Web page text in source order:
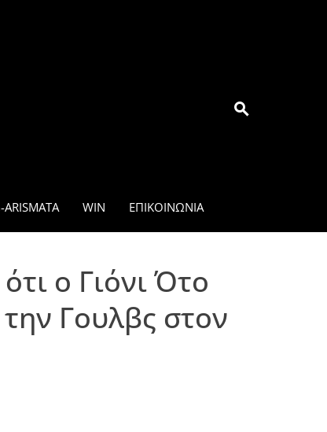
ARISMATA WIN ΕΠΙΚΟΙΝΩΝΊΑ
ο Γιόνι Ότο
Γουλβς στον